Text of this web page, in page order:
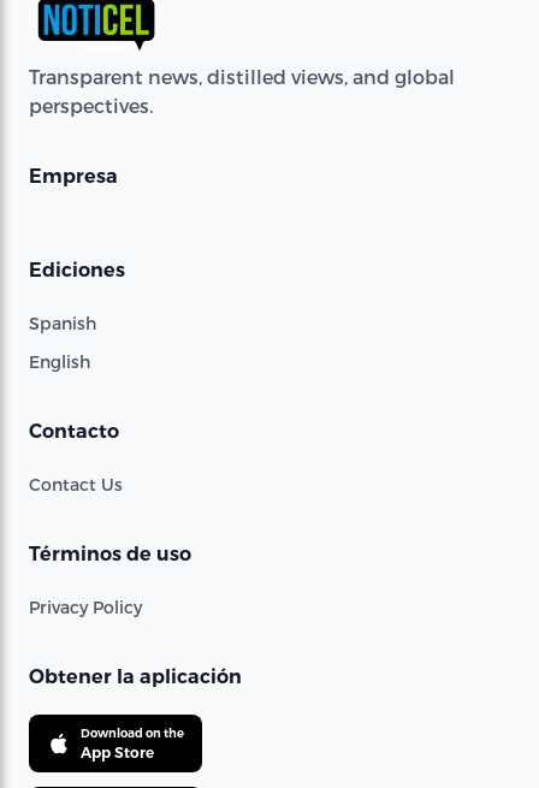
Transparent news, distilled views, and global
perspectives.
Empresa
Ediciones
Spanish
English
Contacto
Contact Us
Términos de uso
Privacy Policy
Obtener la aplicación
Download on the
App Store